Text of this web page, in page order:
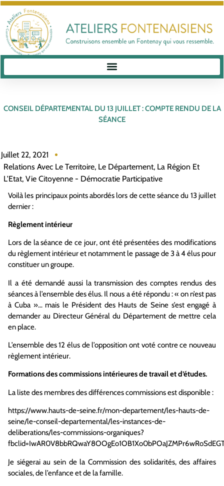
CONSEIL DÉPARTEMENTAL DU 13 JUILLET : COMPTE RENDU DE LA
SÉANCE
Juillet 22, 2021
Relations Avec Le Territoire, Le Département, La Région Et
L'Etat, Vie Citoyenne - Démocratie Participative
Voilà les principaux points abordés lors de cette séance du 13 juillet
dernier :
Règlement intérieur
Lors de la séance de ce jour, ont été présentées des modifications
du règlement intérieur et notammentle passage de 3 à 4 élus pour
constituer un groupe.
Il a été demandé aussi la transmission descomptes rendus des
séancesà l’ensemble des élus. Il nous a été répondu : « on n’est pas
à Cuba »… mais le Président des Hauts de Seine s’est engagé à
demander au Directeur Général du Département de mettre cela
en place.
L’ensemble des 12 élus de l’opposition ont voté contre ce nouveau
règlement intérieur.
Formations des commissions intérieures de travail et d’études.
La liste des membres des différences commissions est disponible :
https://www.hauts-de-seine.fr/mon-departement/les-hauts-de-
seine/le-conseil-departemental/les-instances-de-
deliberations/les-commissions-organiques?
Je siégerai au sein de la Commission des solidarités, des affaires
sociales,de l’enfance et de la famille.